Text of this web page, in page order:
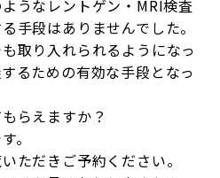
うなレントゲン・MRI検査
手段はありませんでした。
取り入れられるようになっ
るための有効な手段となっ
らえますか？
。
ただきご予約ください。